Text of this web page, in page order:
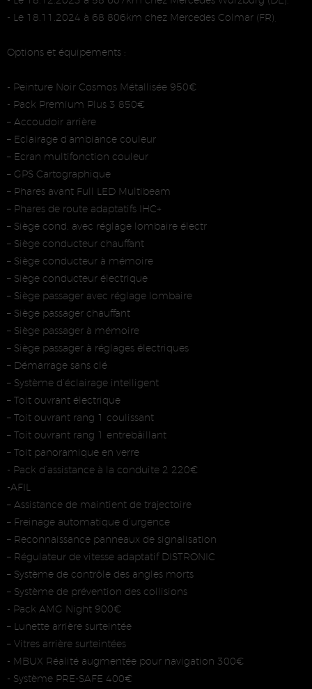
- Le 18.11.2024 à 68 806km chez Mercedes Colmar (FR),
Options et équipements :
- Peinture Noir Cosmos Métallisée 950€
- Pack Premium Plus 3 850€
– Accoudoir arrière
– Eclairage d’ambiance couleur
– Ecran multifonction couleur
– GPS Cartographique
– Phares avant Full LED Multibeam
– Phares de route adaptatifs IHC+
– Siège cond. avec réglage lombaire électr
– Siège conducteur chauffant
– Siège conducteur à mémoire
– Siège conducteur électrique
– Siège passager avec réglage lombaire
– Siège passager chauffant
– Siège passager à mémoire
– Siège passager à réglages électriques
– Démarrage sans clé
– Système d’éclairage intelligent
– Toit ouvrant électrique
– Toit ouvrant rang 1 coulissant
– Toit ouvrant rang 1 entrebâillant
– Toit panoramique en verre
- Pack d’assistance à la conduite 2 220€
-AFIL
– Assistance de maintient de trajectoire
– Freinage automatique d’urgence
– Reconnaissance panneaux de signalisation
– Régulateur de vitesse adaptatif DISTRONIC
– Système de contrôle des angles morts
– Système de prévention des collisions
- Pack AMG Night 900€
– Lunette arrière surteintée
– Vitres arrière surteintées
- MBUX Réalité augmentée pour navigation 300€
- Système PRE-SAFE 400€